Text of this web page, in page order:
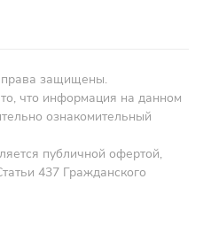
права защищены.
что информация на данном
ознакомительный
публичной офертой,
437 Гражданского